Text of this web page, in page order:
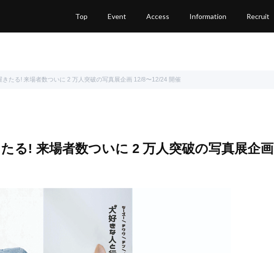
Top Event Access Information Recruit
きたる! 来場者数ついに 2 万人突破の写真展企画 12/8〜12/24 開催
る! 来場者数ついに 2 万人突破の写真展企画